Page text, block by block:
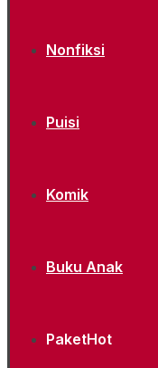
Nonfiksi
Puisi
Komik
Buku Anak
PaketHot